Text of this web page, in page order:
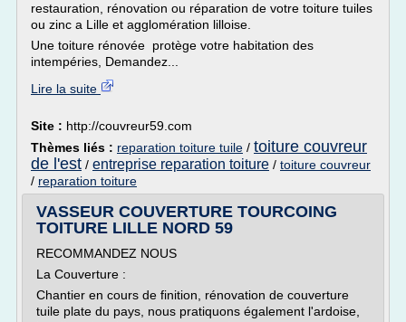
restauration, rénovation ou réparation de votre toiture tuiles
ou zinc a Lille et agglomération lilloise.
Une toiture rénovée protège votre habitation des
intempéries, Demandez...
Lire la suite
Site : http://couvreur59.com
Thèmes liés : reparation toiture tuile / toiture couvreur
de l'est / entreprise reparation toiture / toiture couvreur
/ reparation toiture
VASSEUR COUVERTURE TOURCOING
TOITURE LILLE NORD 59
RECOMMANDEZ NOUS
La Couverture :
Chantier en cours de finition, rénovation de couverture
tuile plate du pays, nous pratiquons également l'ardoise,